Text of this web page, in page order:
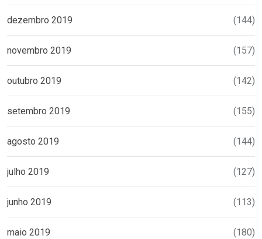
dezembro 2019 (144)
novembro 2019 (157)
outubro 2019 (142)
setembro 2019 (155)
agosto 2019 (144)
julho 2019 (127)
junho 2019 (113)
maio 2019 (180)